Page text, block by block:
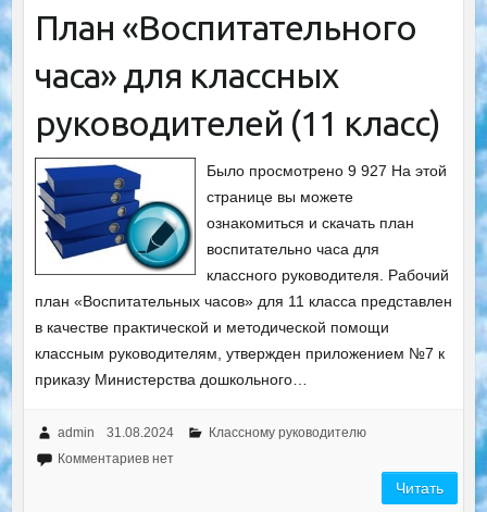
План «Воспитательного
часа» для классных
руководителей (11 класс)
Было просмотрено 9 927 На этой
странице вы можете
ознакомиться и скачать план
воспитательно часа для
классного руководителя. Рабочий
план «Воспитательных часов» для 11 класса представлен
в качестве практической и методической помощи
классным руководителям, утвержден приложением №7 к
приказу Министерства дошкольного…
admin 31.08.2024
Классному руководителю
Комментариев нет
Читать